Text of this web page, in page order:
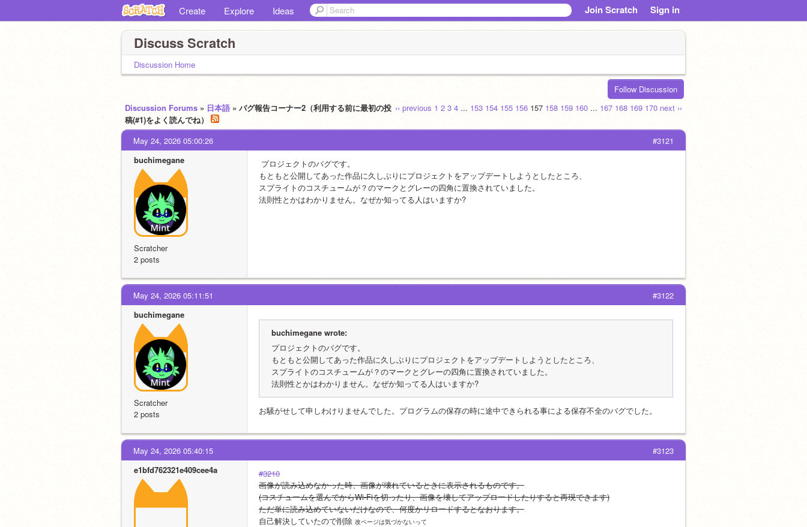
Create Explore Ideas Join Scratch Sign in
Discuss Scratch
Discussion Home
Follow Discussion
‹‹ previous 1 2 3 4 ... 153 154 155 156 157 158 159 160 ... 167 168 169 170 next ››
Discussion Forums » 日本語 » バグ報告コーナー2（利用する前に最初の投
稿(#1)をよく読んでね）
#3121
May 24, 2026 05:00:26
buchimegane
Scratcher
2 posts
プロジェクトのバグです。
もともと公開してあった作品に久しぶりにプロジェクトをアップデートしようとしたところ、
スプライトのコスチュームが？のマークとグレーの四角に置換されていました。
法則性とかはわかりません。なぜか知ってる人はいますか?
#3122
May 24, 2026 05:11:51
buchimegane
Scratcher
2 posts
buchimegane wrote:
プロジェクトのバグです。
もともと公開してあった作品に久しぶりにプロジェクトをアップデートしようとしたところ、
スプライトのコスチュームが？のマークとグレーの四角に置換されていました。
法則性とかはわかりません。なぜか知ってる人はいますか?
お騒がせして申しわけりませんでした。プログラムの保存の時に途中できられる事による保存不全のバグでした。
#3123
May 24, 2026 05:40:15
e1bfd762321e409cee4a
#3210
画像が読み込めなかった時、画像が壊れているときに表示されるものです。
(コスチュームを選んでからWi-Fiを切ったり、画像を壊してアップロードしたりすると再現できます)
ただ単に読み込めていないだけなので、何度かリロードするとなおります。
自己解決していたので削除 改ページは気づかないって